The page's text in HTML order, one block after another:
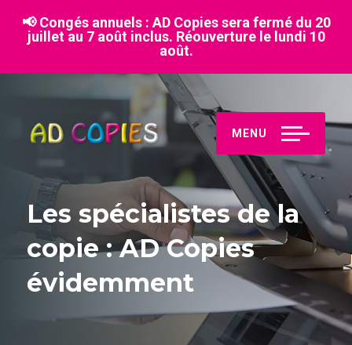
📢 Congés annuels : AD Copies sera fermé du 20
juillet au 7 août inclus. Réouverture le lundi 10
août.
MENU
Les spécialistes de la
copie : AD Copies
évidemment